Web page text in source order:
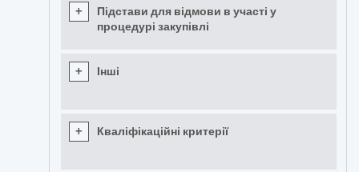
+
Підстави для відмови в участі у
процедурі закупівлі
+ Інші
+ Кваліфікаційні критерії